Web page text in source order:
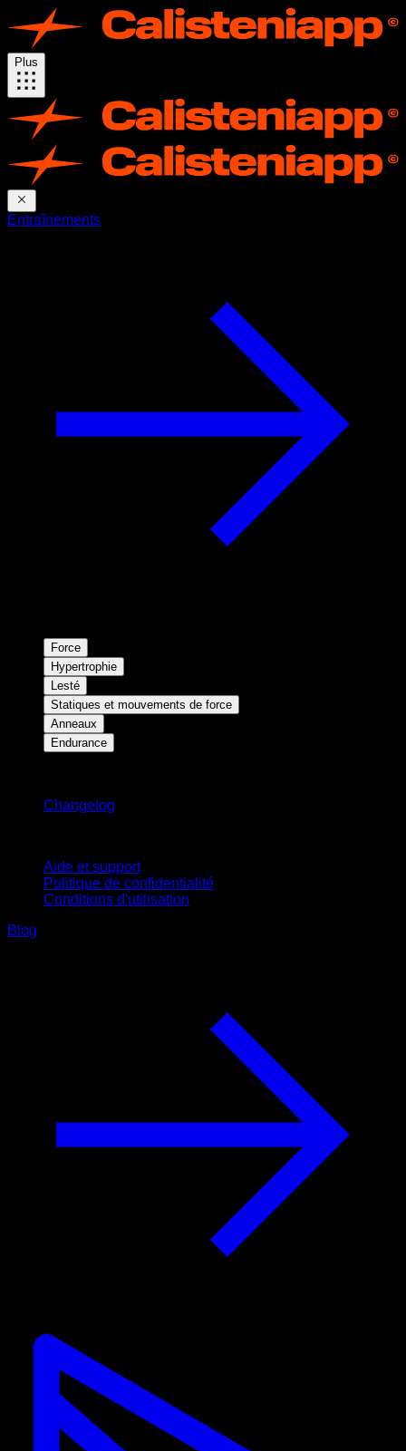
Plus
Entraînements
Force
Hypertrophie
Lesté
Statiques et mouvements de force
Anneaux
Endurance
Changelog
Aide et support
Politique de confidentialité
Conditions d'utilisation
Blog